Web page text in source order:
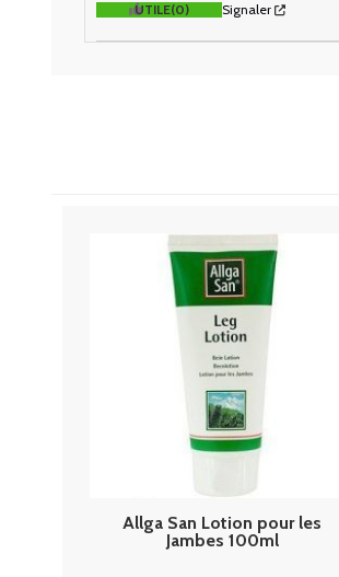
UTILE(0) Signaler
Allga San Lotion pour les
Jambes 100ml